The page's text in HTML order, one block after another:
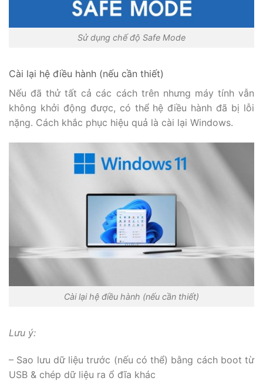
Sử dụng chế độ Safe Mode
Cài lại hệ điều hành (nếu cần thiết)
Nếu đã thử tất cả các cách trên nhưng máy tính vẫn
không khởi động được, có thể hệ điều hành đã bị lỗi
nặng. Cách khắc phục hiệu quả là cài lại Windows.
Cài lại hệ điều hành (nếu cần thiết)
Lưu ý:
– Sao lưu dữ liệu trước (nếu có thể) bằng cách boot từ
USB & chép dữ liệu ra ổ đĩa khác